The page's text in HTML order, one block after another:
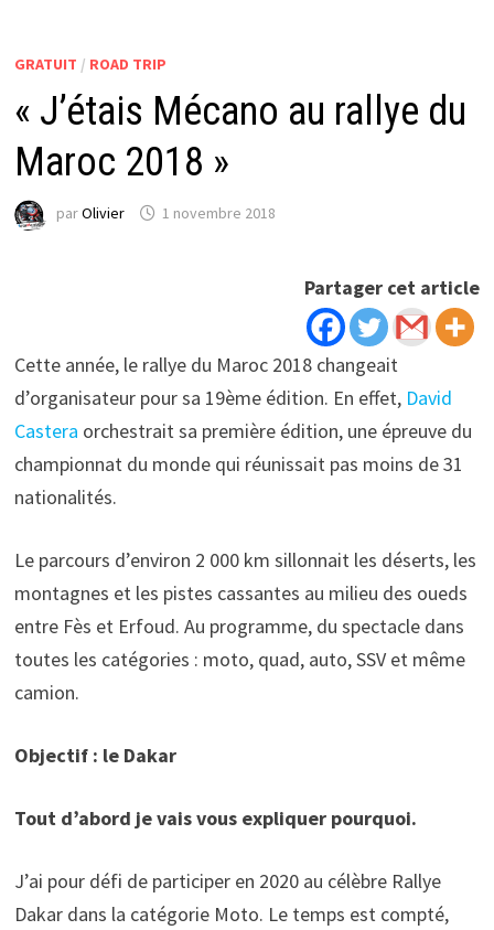
GRATUIT / ROAD TRIP
« J’étais Mécano au rallye du
Maroc 2018 »
parOlivier 1 novembre 2018
Partager cet article
Cette année, le rallye du Maroc 2018 changeait
d’organisateur pour sa 19ème édition. En effet, David
Castera orchestrait sa première édition, une épreuve du
championnat du monde qui réunissait pas moins de 31
nationalités.
Le parcours d’environ 2 000 km sillonnait les déserts, les
montagnes et les pistes cassantes au milieu des oueds
entre Fès et Erfoud. Au programme, du spectacle dans
toutes les catégories : moto, quad, auto, SSV et même
camion.
Objectif : le Dakar
Tout d’abord je vais vous expliquer pourquoi.
J’ai pour défi de participer en 2020 au célèbre Rallye
Dakar dans la catégorie Moto. Le temps est compté,